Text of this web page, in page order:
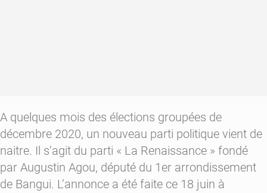
A quelques mois des élections groupées de
décembre 2020, un nouveau parti politique vient de
naitre. Il s’agit du parti « La Renaissance » fondé
par Augustin Agou, député du 1er arrondissement
de Bangui. L’annonce a été faite ce 18 juin à